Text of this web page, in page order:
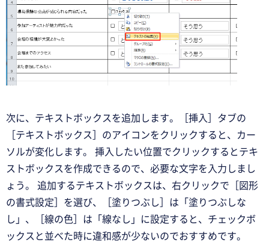
次に、テキストボックスを追加します。［挿入］タブの
［テキストボックス］のアイコンをクリックすると、カー
ソルが変化します。 挿入したい位置でクリックするとテキ
ストボックスを作成できるので、必要な文字を入力しまし
ょう。 追加するテキストボックスは、右クリックで［図形
の書式設定］を選び、［塗りつぶし］は「塗りつぶしな
し」、［線の色］は「線なし」に設定すると、チェックボ
ックスと並べた時に違和感が少ないのでおすすめです。